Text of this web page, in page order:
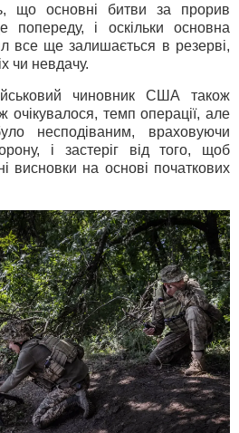
що основні битви за прорив
попереду, і оскільки основна
все ще залишається в резерві,
чи невдачу.
чиновник США також
очікувалося, темп операції, але
несподіваним, враховуючи
і застеріг від того, щоб
висновки на основі початкових